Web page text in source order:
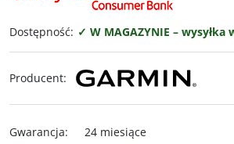
Dostępność: ✓ W MAGAZYNIE – wysyłka
Producent:
Gwarancja:
24 miesiące